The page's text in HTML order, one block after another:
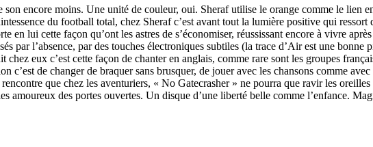
encore moins. Une unité de couleur, oui. Sheraf utilise le orange comme le lien
du football total, chez Sheraf c’est avant tout la lumière positive qui
en lui cette façon qu’ont les astres de s’économiser, réussissant encore à vivre
par l’absence, par des touches électroniques subtiles (la trace d’Air est une
eux c’est cette façon de chanter en anglais, comme rare sont les groupes
c’est de changer de braquer sans brusquer, de jouer avec les chansons comme
que chez les aventuriers, « No Gatecrasher » ne pourra que ravir les
des portes ouvertes. Un disque d’une liberté belle comme l’enfance.